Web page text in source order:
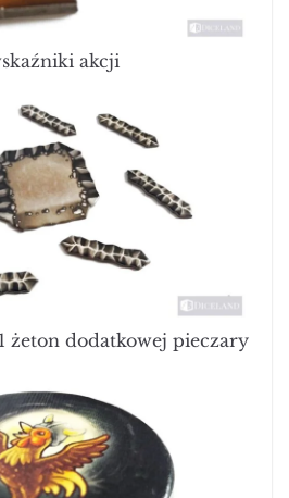
akcji
żeton dodatkowej pieczary